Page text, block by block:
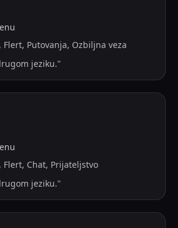
Putovanja, Ozbiljna veza
jeziku."
Flert, Chat, Prijateljstvo
jeziku."